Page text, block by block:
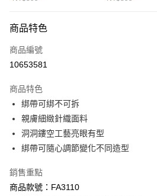
付款後全家取貨
萊爾富取貨付款
付款後萊爾富取貨
每筆NT$60，滿NT$1,000(含以上)免運費
7-11取貨付款
每筆NT$60，滿NT$1,000(含以上)免運費
付款後7-11取貨
每筆NT$60，滿NT$1,000(含以上)免運費
商品特色
商品編號
10653581
商品特色
綁帶可綁不可拆
親膚細緻針織面料
洞洞鏤空工藝亮眼有型
綁帶可隨心調節變化不同造型
銷售重點
商品款號：FA3110